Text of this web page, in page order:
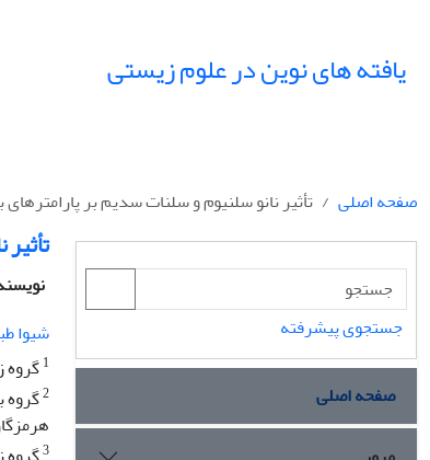
یافته های نوین در علوم زیستی
صفحه اصلی تأثیر نانو سلنیوم و سلنات سدیم بر
شیوا
1گروه
2گروه
3
جستجوی پیشرفته
صفحه اصلی